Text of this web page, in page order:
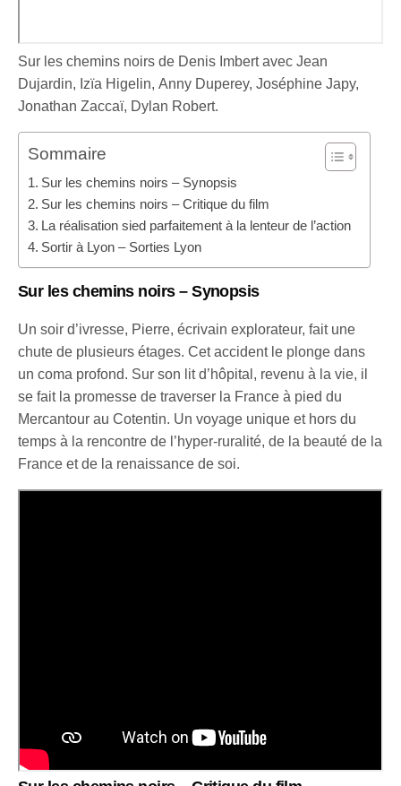
Sur les chemins noirs de Denis Imbert avec Jean
Dujardin, Izïa Higelin, Anny Duperey, Joséphine Japy,
Jonathan Zaccaï, Dylan Robert.
Sommaire
Sur les chemins noirs – Synopsis
Sur les chemins noirs – Critique du film
La réalisation sied parfaitement à la lenteur de l’action
Sortir à Lyon – Sorties Lyon
Sur les chemins noirs – Synopsis
Un soir d’ivresse, Pierre, écrivain explorateur, fait une
chute de plusieurs étages. Cet accident le plonge dans
un coma profond. Sur son lit d’hôpital, revenu à la vie, il
se fait la promesse de traverser la France à pied du
Mercantour au Cotentin. Un voyage unique et hors du
temps à la rencontre de l’hyper-ruralité, de la beauté de la
France et de la renaissance de soi.